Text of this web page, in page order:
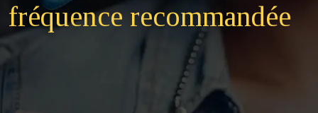
fréquence recommandée